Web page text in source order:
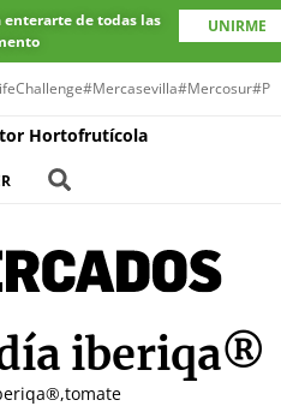
enterarte de todas las
UNIRME
#Mercasevilla#Mercosur
Hortofrutícola
iberiqa®